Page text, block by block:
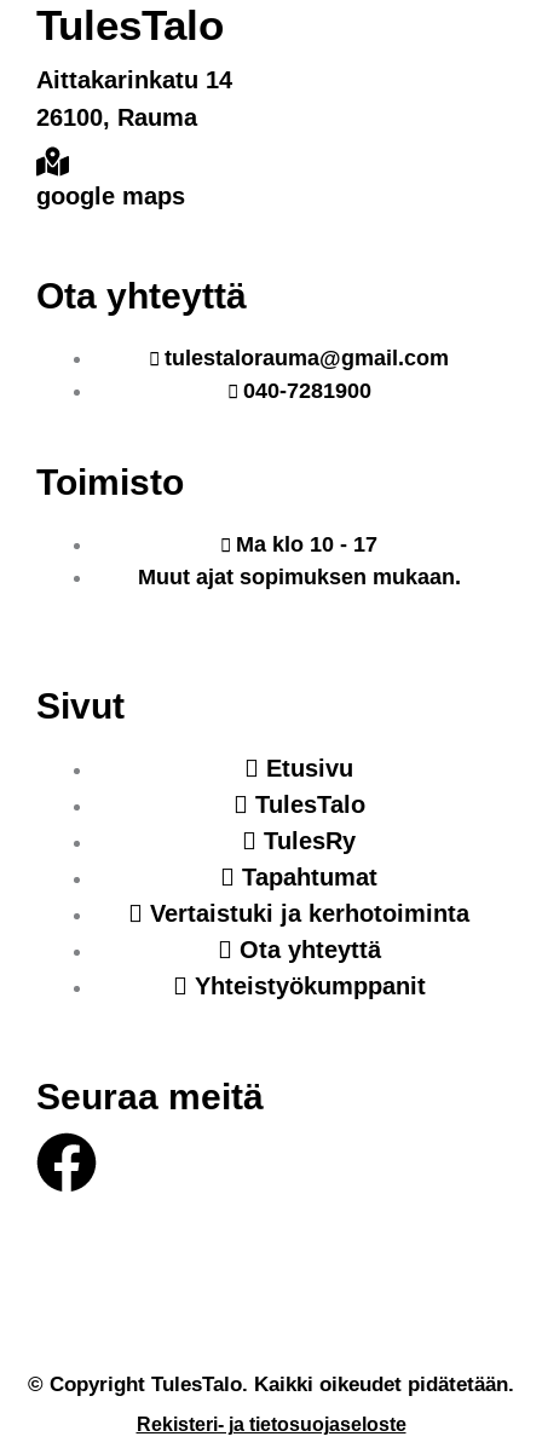
TulesTalo
Aittakarinkatu 14
26100, Rauma
google maps
Ota yhteyttä
tulestalorauma@gmail.com
040-7281900
Toimisto
Ma klo 10 - 17
Muut ajat sopimuksen mukaan.
Sivut
Etusivu
TulesTalo
TulesRy
Tapahtumat
Vertaistuki ja kerhotoiminta
Ota yhteyttä
Yhteistyökumppanit
Seuraa meitä
F
b
© Copyright TulesTalo. Kaikki oikeudet pidätetään.
Rekisteri- ja tietosuojaseloste